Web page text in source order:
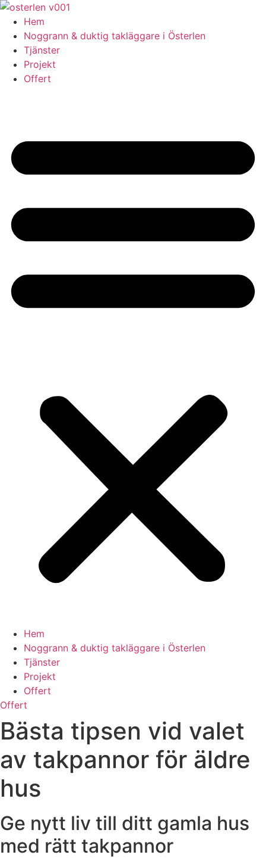
Skip
content
Hem
Noggrann & duktig takläggare i Österlen
Tjänster
Projekt
Offert
Hem
Noggrann & duktig takläggare i Österlen
Tjänster
Projekt
Offert
Offert
Bästa tipsen vid valet
av takpannor för äldre
hus
Ge nytt liv till ditt gamla hus
med rätt takpannor